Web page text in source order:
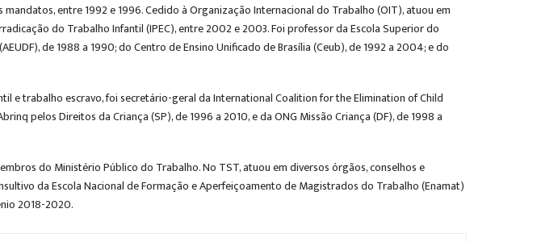
entre 1992 e 1996. Cedido à Organização Internacional do Trabalho (OIT), atuou em
do Trabalho Infantil (IPEC), entre 2002 e 2003. Foi professor da Escola Superior do
de 1988 a 1990; do Centro de Ensino Unificado de Brasília (Ceub), de 1992 a 2004; e do
e trabalho escravo, foi secretário-geral da International Coalition for the Elimination of Child
pelos Direitos da Criança (SP), de 1996 a 2010, e da ONG Missão Criança (DF), de 1998 a
do Ministério Público do Trabalho. No TST, atuou em diversos órgãos, conselhos e
da Escola Nacional de Formação e Aperfeiçoamento de Magistrados do Trabalho (Enamat)
2018-2020.